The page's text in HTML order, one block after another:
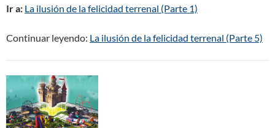
Ir a: La ilusión de la felicidad terrenal (Parte 1)
Continuar leyendo: La ilusión de la felicidad terrenal (Parte 5)